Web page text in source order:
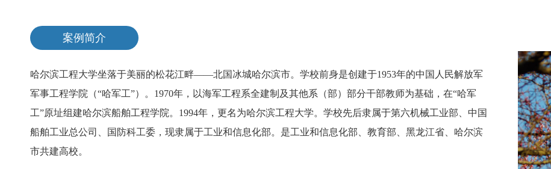
案例简介
哈尔滨工程大学坐落于美丽的松花江畔——北国冰城哈尔滨市。学校前身是创建于1953年的中国人民解放军
军事工程学院（“哈军工”）。1970年，以海军工程系全建制及其他系（部）部分干部教师为基础，在“哈军
工”原址组建哈尔滨船舶工程学院。1994年，更名为哈尔滨工程大学。学校先后隶属于第六机械工业部、中国
船舶工业总公司、国防科工委，现隶属于工业和信息化部。是工业和信息化部、教育部、黑龙江省、哈尔滨
市共建高校。